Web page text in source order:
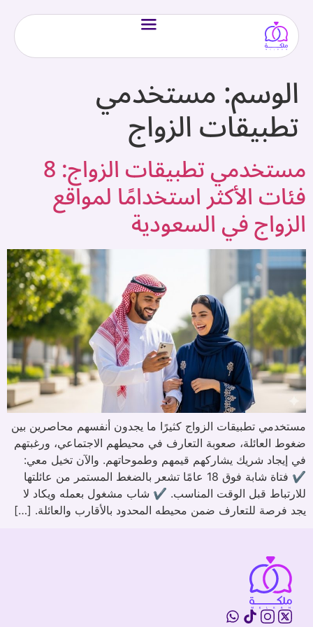
الوسم:مستخدمي
تطبيقات الزواج
مستخدمي تطبيقات الزواج: 8
فئات الأكثر استخدامًا لمواقع
الزواج في السعودية
مستخدمي تطبيقات الزواج كثيرًا ما يجدون أنفسهم محاصرين بين
ضغوط العائلة، صعوبة التعارف في محيطهم الاجتماعي، ورغبتهم
في إيجاد شريك يشاركهم قيمهم وطموحاتهم. والآن تخيل معي:
✔️ فتاة شابة فوق 18 عامًا تشعر بالضغط المستمر من عائلتها
للارتباط قبل الوقت المناسب. ✔️ شاب مشغول بعمله ويكاد لا
يجد فرصة للتعارف ضمن محيطه المحدود بالأقارب والعائلة. […]